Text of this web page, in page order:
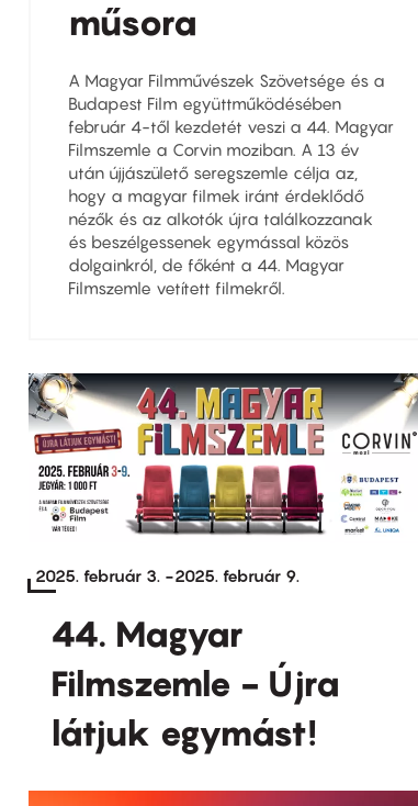
műsora
A Magyar Filmművészek Szövetsége és a
Budapest Film együttműködésében
február 4-től kezdetét veszi a 44. Magyar
Filmszemle a Corvin moziban. A 13 év
után újjászülető seregszemle célja az,
hogy a magyar filmek iránt érdeklődő
nézők és az alkotók újra találkozzanak
és beszélgessenek egymással közös
dolgainkról, de főként a 44. Magyar
Filmszemle vetített filmekről.
2025. február 3.-2025. február 9.
44. Magyar
Filmszemle - Újra
látjuk egymást!